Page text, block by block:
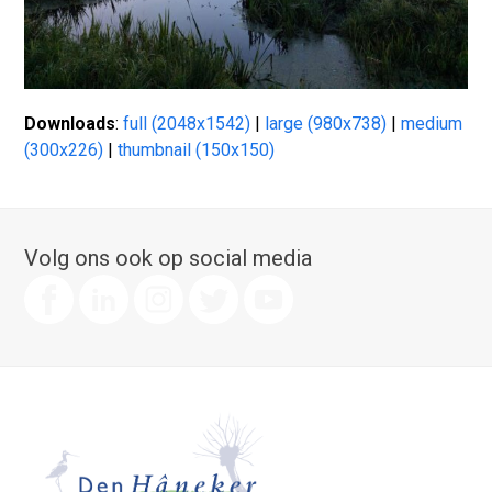
Downloads:full (2048x1542) | large (980x738) |medium
(300x226) |thumbnail (150x150)
Volg ons ook op social media